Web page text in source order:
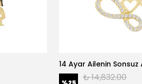
14 Ayar Ailenin Sonsuz
₺ 14,832.00